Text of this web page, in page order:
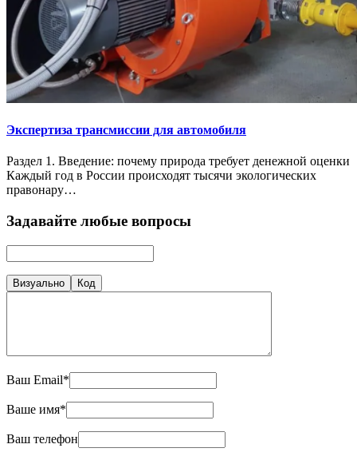
Экспертиза трансмиссии для автомобиля
Раздел 1. Введение: почему природа требует денежной оценки
Каждый год в России происходят тысячи экологических
правонару…
Задавайте любые вопросы
Визуально Код
Ваш Email*
Ваше имя*
Ваш телефон